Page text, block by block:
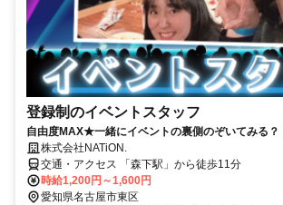
登録制のイベントスタッフ
自由度MAX★一緒にイベントの裏側のぞいてみる？
株式会社NATiON.
交通・アクセス 「森下駅」から徒歩11分
時給1,200円～1,600円
愛知県名古屋市東区